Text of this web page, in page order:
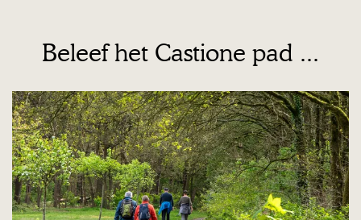
Beleef het Castione pad ...